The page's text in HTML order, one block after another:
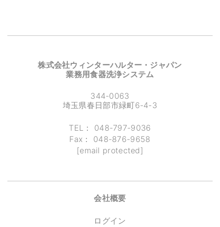
株式会社ウィンターハルター・ジャパン
業務用食器洗浄システム
344-0063
埼玉県春日部市緑町6-4-3
TEL： 048-797-9036
Fax： 048-876-9658
[email protected]
会社概要
ログイン